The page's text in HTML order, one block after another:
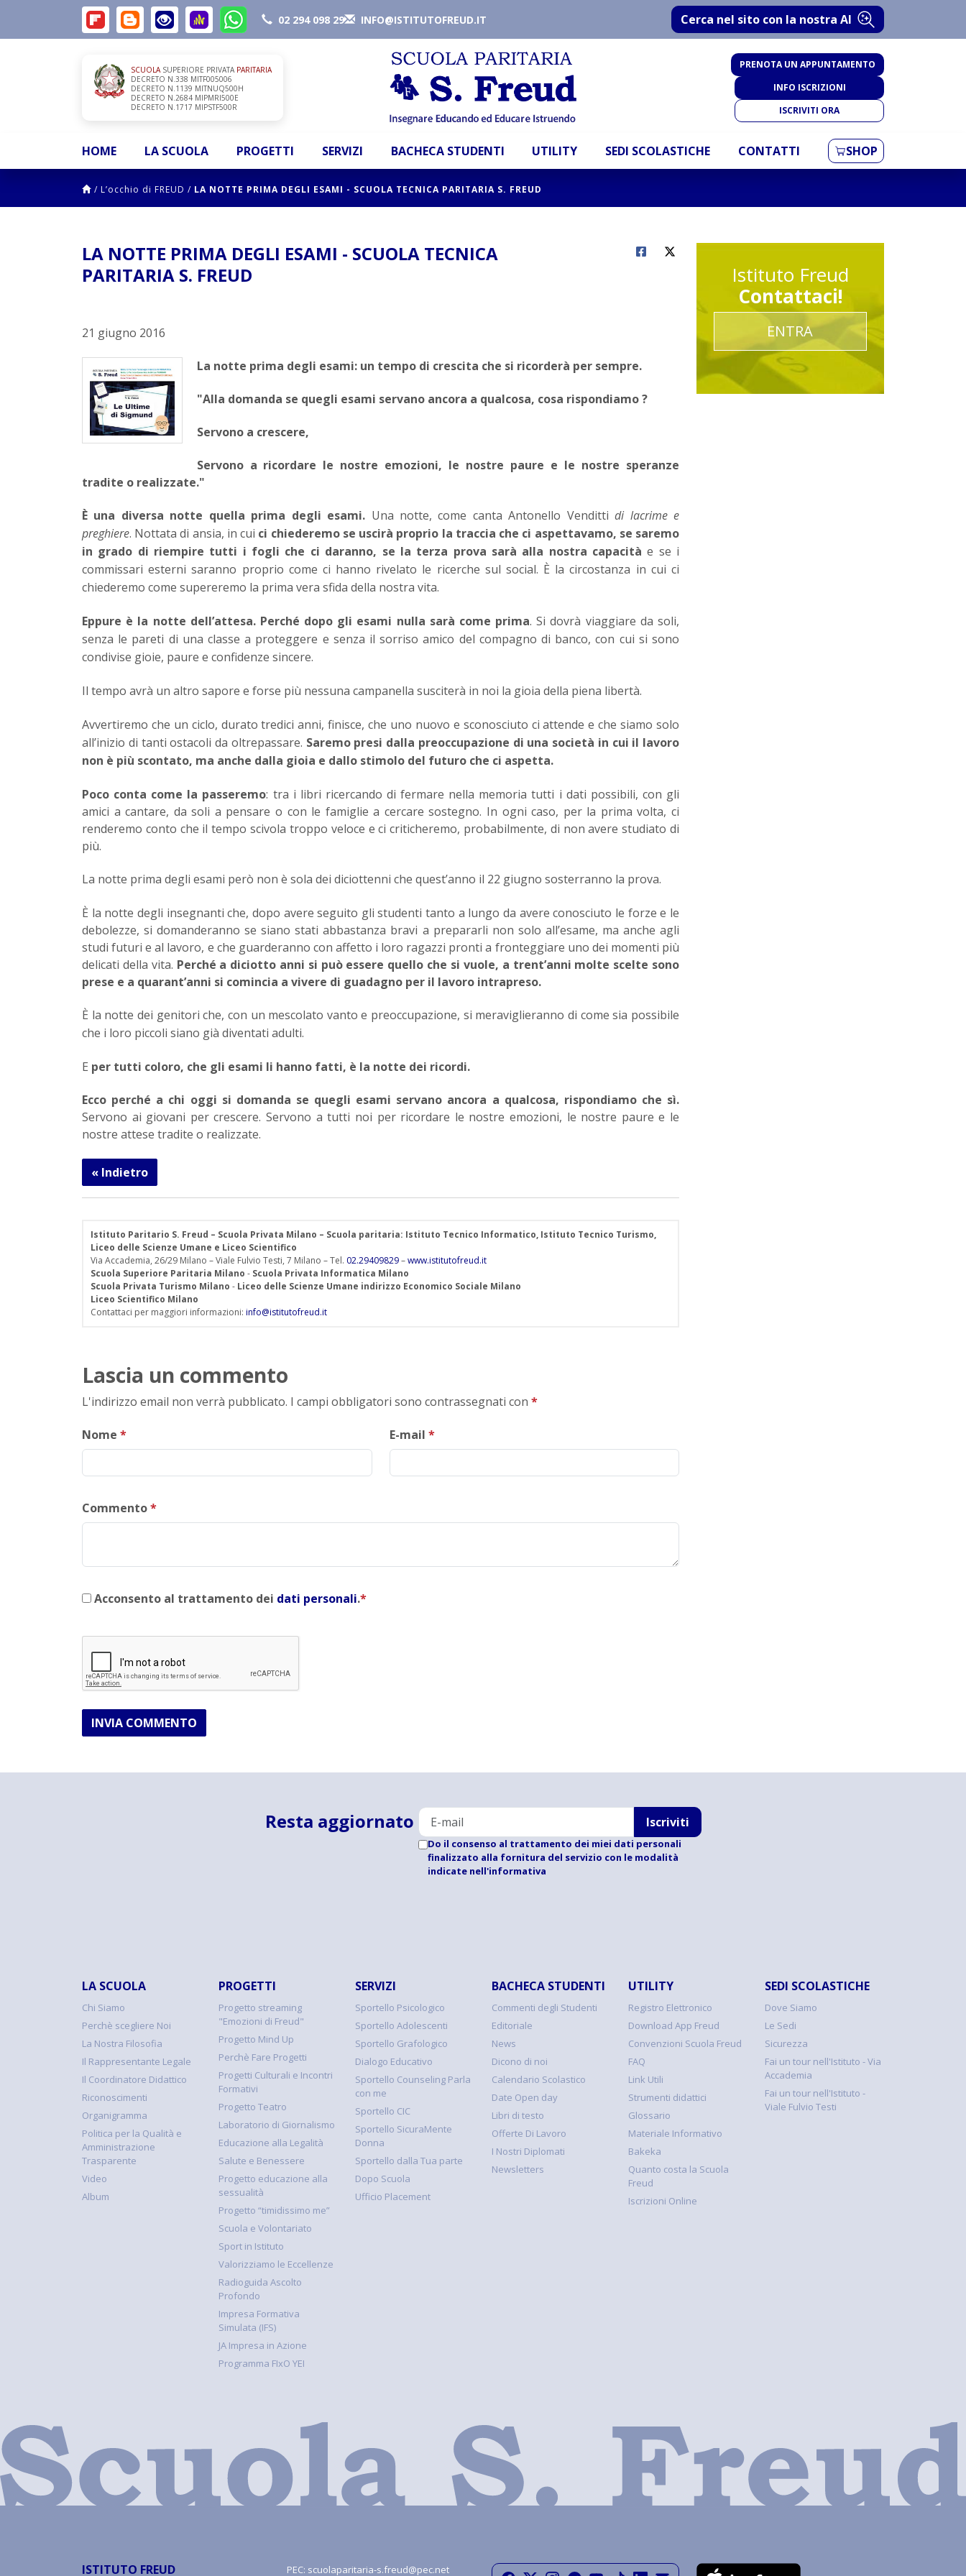
02 294 098 29 INFO@ISTITUTOFREUD.IT Cerca nel sito con la nostra AI
SCUOLASUPERIORE PRIVATA PARITARIA
DECRETO N.338 MITF005006
DECRETO N.1139 MITNUQ500H
DECRETO N.2684 MIPMRI500E
DECRETO N.1717 MIPSTF500R
PRENOTA UN APPUNTAMENTO
INFO ISCRIZIONI
ISCRIVITI ORA
HOME LA SCUOLA PROGETTI SERVIZI BACHECA STUDENTI UTILITY SEDI SCOLASTICHE CONTATTI SHOP
/ L’occhio di FREUD / LA NOTTE PRIMA DEGLI ESAMI - SCUOLA TECNICA PARITARIA S. FREUD
LA NOTTE PRIMA DEGLI ESAMI - SCUOLA TECNICA
PARITARIA S. FREUD
21 giugno 2016
La notte prima degli esami: un tempo di crescita che si ricorderà per sempre.
"Alla domanda se quegli esami servano ancora a qualcosa, cosa rispondiamo ?
Servono a crescere,
Servono a ricordare le nostre emozioni, le nostre paure e le nostre speranze
tradite o realizzate."
È una diversa notte quella prima degli esami. Una notte, come canta Antonello Vendittidi lacrime e
preghiere. Nottata di ansia, in cui ci chiederemo se uscirà proprio la traccia che ci aspettavamo, se saremo
in grado di riempire tutti i fogli che ci daranno, se la terza prova sarà alla nostra capacità e se i
commissari esterni saranno proprio come ci hanno rivelato le ricerche sul social. È la circostanza in cui ci
chiederemo come supereremo la prima vera sfida della nostra vita.
Eppure è la notte dell’attesa. Perché dopo gli esami nulla sarà come prima. Si dovrà viaggiare da soli,
senza le pareti di una classe a proteggere e senza il sorriso amico del compagno di banco, con cui si sono
condivise gioie, paure e confidenze sincere.
Il tempo avrà un altro sapore e forse più nessuna campanella susciterà in noi la gioia della piena libertà.
Avvertiremo che un ciclo, durato tredici anni, finisce, che uno nuovo e sconosciuto ci attende e che siamo solo
all’inizio di tanti ostacoli da oltrepassare. Saremo presi dalla preoccupazione di una società in cui il lavoro
non è più scontato, ma anche dalla gioia e dallo stimolo del futuro che ci aspetta.
Poco conta come la passeremo: tra i libri ricercando di fermare nella memoria tutti i dati possibili, con gli
amici a cantare, da soli a pensare o con le famiglie a cercare sostegno. In ogni caso, per la prima volta, ci
renderemo conto che il tempo scivola troppo veloce e ci criticheremo, probabilmente, di non avere studiato di
più.
La notte prima degli esami però non è sola dei diciottenni che quest’anno il 22 giugno sosterranno la prova.
È la notte degli insegnanti che, dopo avere seguito gli studenti tanto a lungo da avere conosciuto le forze e le
debolezze, si domanderanno se siano stati abbastanza bravi a prepararli non solo all’esame, ma anche agli
studi futuri e al lavoro, e che guarderanno con affetto i loro ragazzi pronti a fronteggiare uno dei momenti più
delicati della vita. Perché a diciotto anni si può essere quello che si vuole, a trent’anni molte scelte sono
prese e a quarant’anni si comincia a vivere di guadagno per il lavoro intrapreso.
È la notte dei genitori che, con un mescolato vanto e preoccupazione, si meraviglieranno di come sia possibile
che i loro piccoli siano già diventati adulti.
E per tutti coloro, che gli esami li hanno fatti, è la notte dei ricordi.
Ecco perché a chi oggi si domanda se quegli esami servano ancora a qualcosa, rispondiamo che sì.
Servono ai giovani per crescere. Servono a tutti noi per ricordare le nostre emozioni, le nostre paure e le
nostre attese tradite o realizzate.
« Indietro
Istituto Paritario S. Freud – Scuola Privata Milano – Scuola paritaria: Istituto Tecnico Informatico, Istituto Tecnico Turismo,
Liceo delle Scienze Umane e Liceo Scientifico
Via Accademia, 26/29 Milano – Viale Fulvio Testi, 7 Milano – Tel. 02.29409829–www.istitutofreud.it
Scuola Superiore Paritaria Milano - Scuola Privata Informatica Milano
Scuola Privata Turismo Milano - Liceo delle Scienze Umane indirizzo Economico Sociale Milano
Liceo Scientifico Milano
Contattaci per maggiori informazioni: info@istitutofreud.it
Lascia un commento
L'indirizzo email non verrà pubblicato. I campi obbligatori sono contrassegnati con *
Nome * E-mail *
Commento*
Acconsento al trattamento dei dati personali.*
INVIA COMMENTO
Istituto Freud
Contattaci!
ENTRA
Resta aggiornato Iscriviti
Do il consenso al trattamento dei miei dati personali
finalizzato alla fornitura del servizio con le modalità
indicate nell'informativa
LA SCUOLA
Chi Siamo
Perchè scegliere Noi
La Nostra Filosofia
Il Rappresentante Legale
Il Coordinatore Didattico
Riconoscimenti
Organigramma
Politica per la Qualità e
Amministrazione
Trasparente
Video
Album
PROGETTI
Progetto streaming
"Emozioni di Freud"
Progetto Mind Up
Perchè Fare Progetti
Progetti Culturali e Incontri
Formativi
Progetto Teatro
Laboratorio di Giornalismo
Educazione alla Legalità
Salute e Benessere
Progetto educazione alla
sessualità
Progetto “timidissimo me”
Scuola e Volontariato
Sport in Istituto
Valorizziamo le Eccellenze
Radioguida Ascolto
Profondo
Impresa Formativa
Simulata (IFS)
JA Impresa in Azione
Programma FIxO YEI
SERVIZI
Sportello Psicologico
Sportello Adolescenti
Sportello Grafologico
Dialogo Educativo
Sportello Counseling Parla
con me
Sportello CIC
Sportello SicuraMente
Donna
Sportello dalla Tua parte
Dopo Scuola
Ufficio Placement
BACHECA STUDENTI
Commenti degli Studenti
Editoriale
News
Dicono di noi
Calendario Scolastico
Date Open day
Libri di testo
Offerte Di Lavoro
I Nostri Diplomati
Newsletters
UTILITY
Registro Elettronico
Download App Freud
Convenzioni Scuola Freud
FAQ
Link Utili
Strumenti didattici
Glossario
Materiale Informativo
Bakeka
Quanto costa la Scuola
Freud
Iscrizioni Online
SEDI SCOLASTICHE
Dove Siamo
Le Sedi
Sicurezza
Fai un tour nell'Istituto - Via
Accademia
Fai un tour nell'Istituto -
Viale Fulvio Testi
ISTITUTO FREUD PEC: scuolaparitaria-s.freud@pec.net